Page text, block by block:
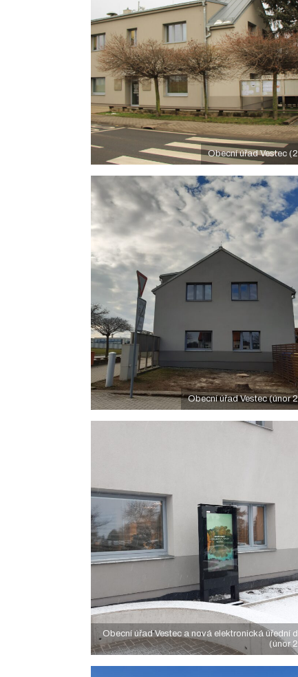
Obecní úřad Vestec
Obecní úřad Vestec (únor
Obecní úřad Vestec a nová elektronická úřední
(únor